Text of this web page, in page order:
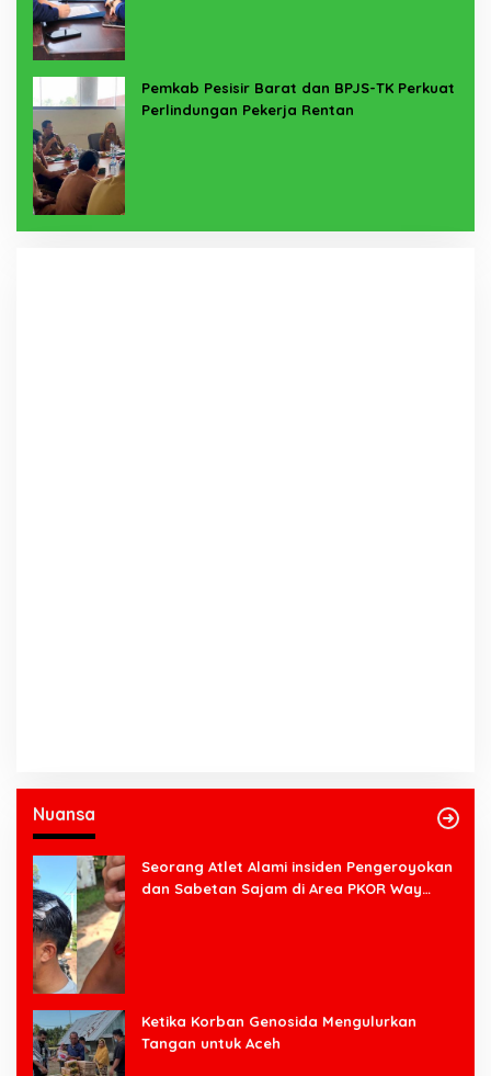
Pemkab Pesisir Barat dan BPJS-TK Perkuat
Perlindungan Pekerja Rentan
Nuansa
Seorang Atlet Alami insiden Pengeroyokan
dan Sabetan Sajam di Area PKOR Way
Ketika Korban Genosida Mengulurkan
Tangan untuk Aceh